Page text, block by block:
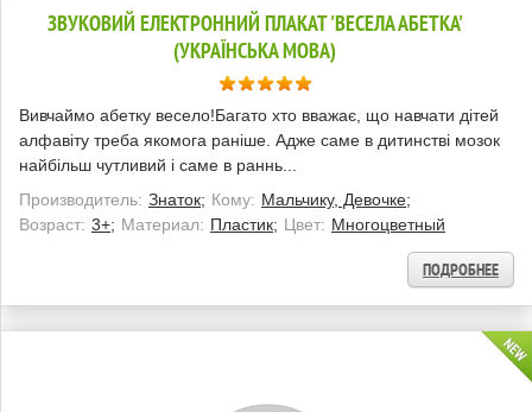
ЗВУКОВИЙ ЕЛЕКТРОННИЙ ПЛАКАТ 'ВЕСЕЛА АБЕТКА'
(УКРАЇНСЬКА МОВА)
Вивчаймо абетку весело!Багато хто вважає, що навчати дітей
алфавіту треба якомога раніше. Адже саме в дитинстві мозок
найбільш чутливий і саме в раннь...
Производитель: Знаток; Кому: Мальчику, Девочке;
Возраст: 3+; Материал: Пластик; Цвет: Многоцветный
ПОДРОБНЕЕ